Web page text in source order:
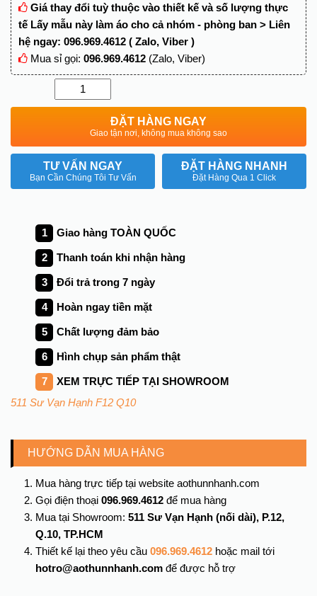
Giá thay đổi tuỳ thuộc vào thiết kế và số lượng thực
tế Lấy mẫu này làm áo cho cả nhóm - phòng ban > Liên
hệ ngay: 096.969.4612 ( Zalo, Viber )
Mua sỉ gọi: 096.969.4612 (Zalo, Viber)
ĐẶT HÀNG NGAY
Giao tận nơi, không mua không sao
TƯ VẤN NGAY
Bạn Cần Chúng Tôi Tư Vấn
ĐẶT HÀNG NHANH
Đặt Hàng Qua 1 Click
Giao hàng TOÀN QUỐC
Thanh toán khi nhận hàng
Đổi trả trong 7 ngày
Hoàn ngay tiền mặt
Chất lượng đảm bảo
Hình chụp sản phẩm thật
XEM TRỰC TIẾP TẠI SHOWROOM
511 Sư Vạn Hạnh F12 Q10
HƯỚNG DẪN MUA HÀNG
Mua hàng trực tiếp tại website aothunnhanh.com
Gọi điện thoại 096.969.4612 để mua hàng
Mua tại Showroom: 511 Sư Vạn Hạnh (nối dài), P.12,
Q.10, TP.HCM
Thiết kế lại theo yêu cầu 096.969.4612 hoặc mail tới
hotro@aothunnhanh.com để được hỗ trợ